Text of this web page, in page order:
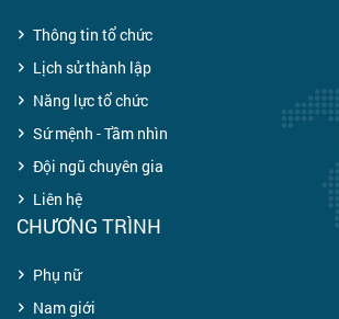
Thông tin tổ chức
Lịch sử thành lập
Năng lực tổ chức
Sứ mệnh - Tầm nhìn
Đội ngũ chuyên gia
Liên hệ
CHƯƠNG TRÌNH
Phụ nữ
Nam giới